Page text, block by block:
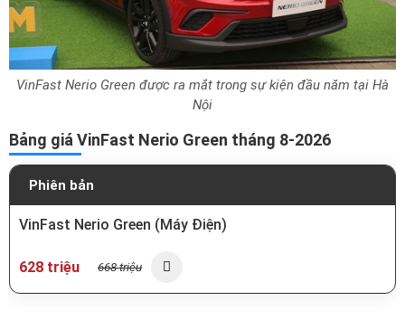
VinFast Nerio Green được ra mắt trong sự kiện đầu năm tại Hà
Nội
Bảng giá VinFast Nerio Green tháng 8-2026
Phiên bản
VinFast Nerio Green (Máy Điện)
628 triệu 668 triệu